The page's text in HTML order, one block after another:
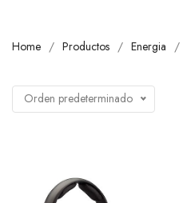
Home Productos Energia
Orden predeterminado